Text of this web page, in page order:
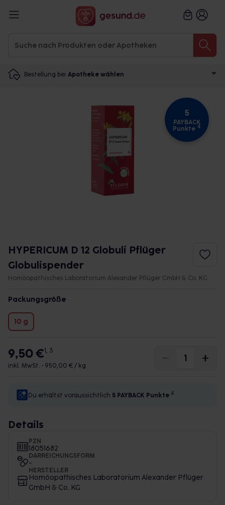
Bestellung bei Apotheke wählen
5
PAYBACK
Punkte 4
HYPERICUM D 12 Globuli Pflüger
Globulispender
Homöopathisches Laboratorium Alexander Pflüger GmbH & Co. KG
Packungsgröße
10 g
9,50 €1, 3
inkl. MwSt. • 950,00 € / kg
Du erhältst voraussichtlich 5 PAYBACK Punkte 4
Details
PZN
18051682
DARREICHUNGSFORM
-
HERSTELLER
Homöopathisches Laboratorium Alexander Pflüger
GmbH & Co. KG